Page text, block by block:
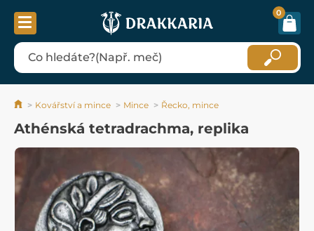
0
Kovářství a mince Mince Řecko, mince
Athénská tetradrachma, replika